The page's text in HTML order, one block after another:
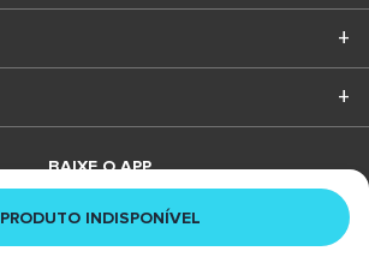
PRODUTO INDISPONÍVEL
BAIXE O APP